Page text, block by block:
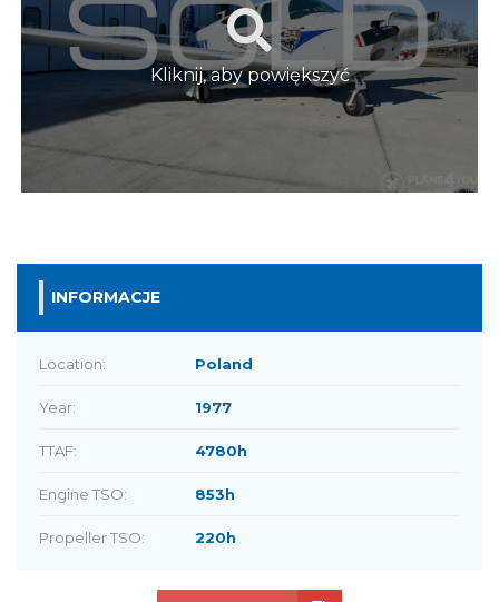
Kliknij, aby powiększyć
INFORMACJE
Location: Poland
Year: 1977
TTAF: 4780h
Engine TSO: 853h
Propeller TSO: 220h